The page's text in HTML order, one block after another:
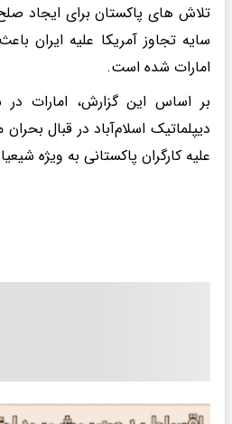
تلاش های پاکستان برای ایجاد
سایه تجاوز آمریکا علیه ایران
امارات شده است.
بر اساس این گزارش، امارات در
دیپلماتیک اسلام‌آباد در قبال
علیه کارگران پاکستانی به ویژه